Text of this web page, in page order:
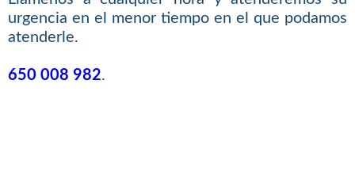
urgencia en el menor tiempo en el que podamos
atenderle.
650 008 982.